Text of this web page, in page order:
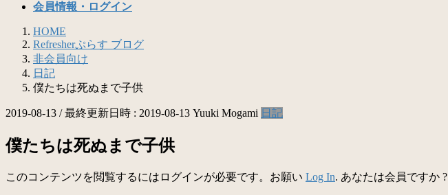
会員情報・ログイン
HOME
Refresherぷらす ブログ
非会員向け
日記
僕たちは死ぬまで子供
2019-08-13 / 最終更新日時 : 2019-08-13 Yuuki Mogami 日記
僕たちは死ぬまで子供
このコンテンツを閲覧するにはログインが必要です。お願い Log In. あなたは会員ですか ?